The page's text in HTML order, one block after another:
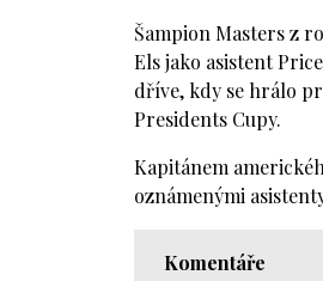
Šampion Masters z
Els jako asistent
dříve, kdy se hrálo
Presidents Cupy.
Kapitánem
oznámenými
Komentáře